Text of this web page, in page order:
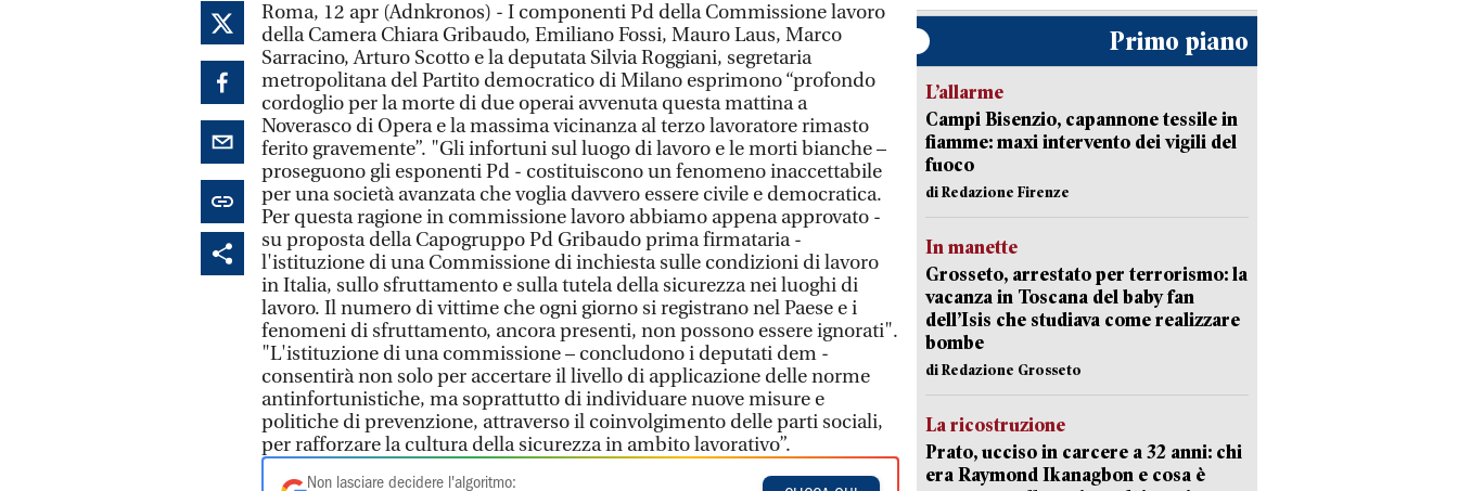
Roma, 12 apr (Adnkronos) - I componenti Pd della Commissione lavoro
della Camera Chiara Gribaudo, Emiliano Fossi, Mauro Laus, Marco
Sarracino, Arturo Scotto e la deputata Silvia Roggiani, segretaria
metropolitana del Partito democratico di Milano esprimono “profondo
cordoglio per la morte di due operai avvenuta questa mattina a
Noverasco di Opera e la massima vicinanza al terzo lavoratore rimasto
ferito gravemente”. "Gli infortuni sul luogo di lavoro e le morti bianche –
proseguono gli esponenti Pd - costituiscono un fenomeno inaccettabile
per una società avanzata che voglia davvero essere civile e democratica.
Per questa ragione in commissione lavoro abbiamo appena approvato -
su proposta della Capogruppo Pd Gribaudo prima firmataria -
l'istituzione di una Commissione di inchiesta sulle condizioni di lavoro
in Italia, sullo sfruttamento e sulla tutela della sicurezza nei luoghi di
lavoro. Il numero di vittime che ogni giorno si registrano nel Paese e i
fenomeni di sfruttamento, ancora presenti, non possono essere ignorati".
"L'istituzione di una commissione – concludono i deputati dem -
consentirà non solo per accertare il livello di applicazione delle norme
antinfortunistiche, ma soprattutto di individuare nuove misure e
politiche di prevenzione, attraverso il coinvolgimento delle parti sociali,
per rafforzare la cultura della sicurezza in ambito lavorativo”.
Non lasciare decidere l'algoritmo:
Primo piano
L’allarme
Campi Bisenzio, capannone tessile in
fiamme: maxi intervento dei vigili del
fuoco
di Redazione Firenze
In manette
Grosseto, arrestato per terrorismo: la
vacanza in Toscana del baby fan
dell’Isis che studiava come realizzare
bombe
di Redazione Grosseto
La ricostruzione
Prato, ucciso in carcere a 32 anni: chi
era Raymond Ikanagbon e cosa è